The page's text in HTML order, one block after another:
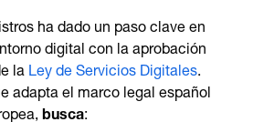
ha dado un paso clave en
digital con la aprobación
la Ley de Servicios Digitales.
adapta el marco legal español
busca: